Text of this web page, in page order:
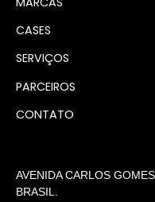
CASES
SERVIÇOS
PARCEIROS
CONTATO
AVENIDA CARLOS
BRASIL.